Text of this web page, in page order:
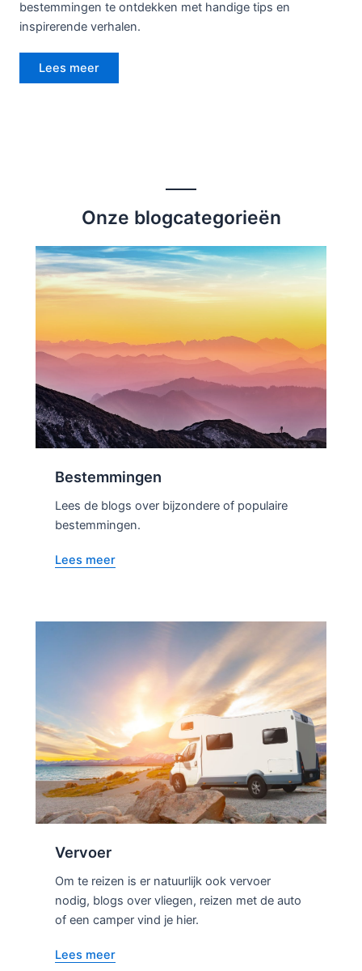
bestemmingen te ontdekken met handige tips en
inspirerende verhalen.
Lees meer
Onze blogcategorieën
Bestemmingen
Lees de blogs over bijzondere of populaire
bestemmingen.
Lees meer
Vervoer
Om te reizen is er natuurlijk ook vervoer
nodig, blogs over vliegen, reizen met de auto
of een camper vind je hier.
Lees meer